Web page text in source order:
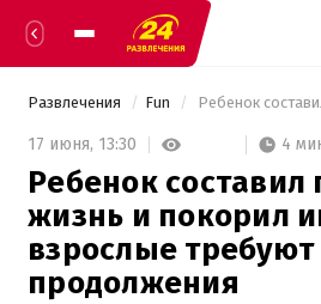
Развлечения Fun
17 июня, 13:30 4
Ребенок составил
жизнь и покорил
взрослые требуют
продолжения